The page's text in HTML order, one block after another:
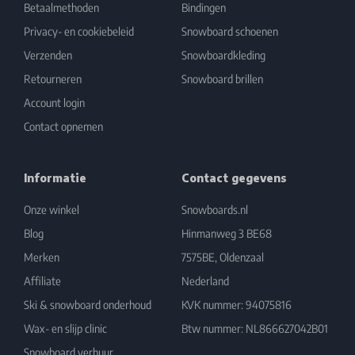
Betaalmethoden
Privacy- en cookiebeleid
Verzenden
Retourneren
Account login
Contact opnemen
Bindingen
Snowboard schoenen
Snowboardkleding
Snowboard brillen
Informatie
Onze winkel
Blog
Merken
Affiliate
Ski & snowboard onderhoud
Wax- en slijp clinic
Contact gegevens
Snowboards.nl
Hinmanweg 3 BE68
7575BE, Oldenzaal
Nederland
KVK nummer: 94075816
Btw nummer: NL866627042B01